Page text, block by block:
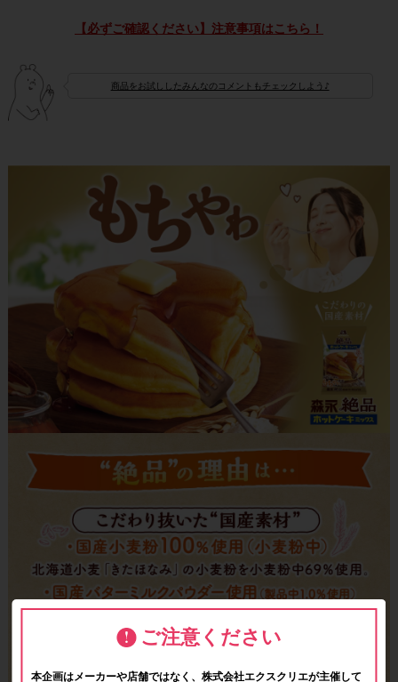
【必ずご確認ください】注意事項はこちら！
商品をお試ししたみんなのコメントもチェックしよう♪
ご注意ください
本企画はメーカーや店舗ではなく、株式会社エクスクリエが主催して